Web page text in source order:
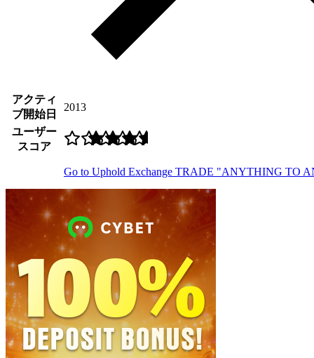
アクティ
ブ開始日
2013
ユーザー
スコア
Go to Uphold Exchange TRADE "ANYTHING TO